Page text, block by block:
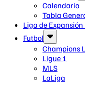
Calendario
Tabla
Liga de Expansión
Futbol
Champions
Ligue 1
MLS
LaLiga